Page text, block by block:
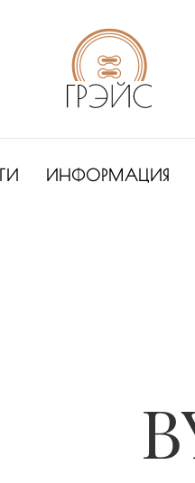
ИНФОРМАЦИЯ